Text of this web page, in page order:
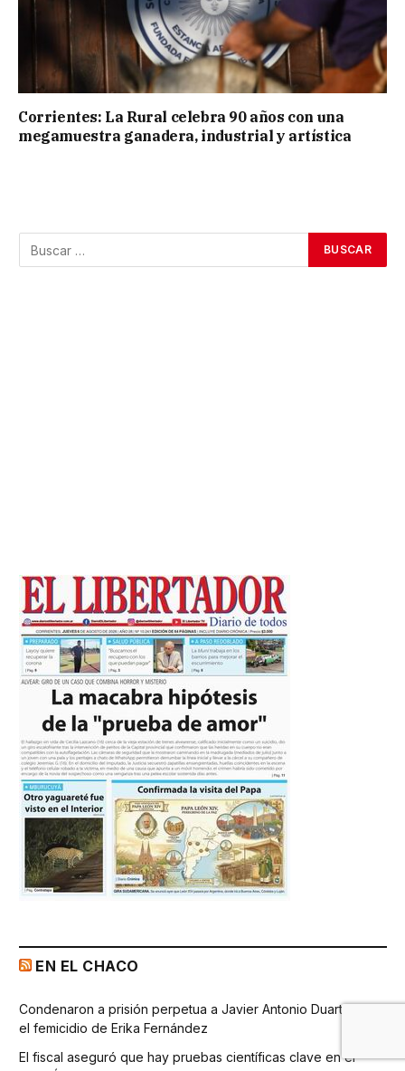
Corrientes: La Rural celebra 90 años con una
megamuestra ganadera, industrial y artística
EN EL CHACO
Condenaron a prisión perpetua a Javier Antonio Duarte por
el femicidio de Erika Fernández
El fiscal aseguró que hay pruebas científicas clave en el